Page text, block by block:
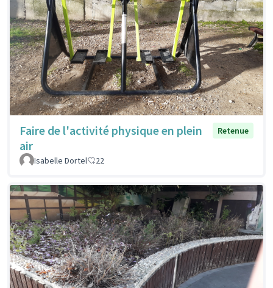
Faire de l'activité physique en plein
air
Retenue
Isabelle Dortel 22